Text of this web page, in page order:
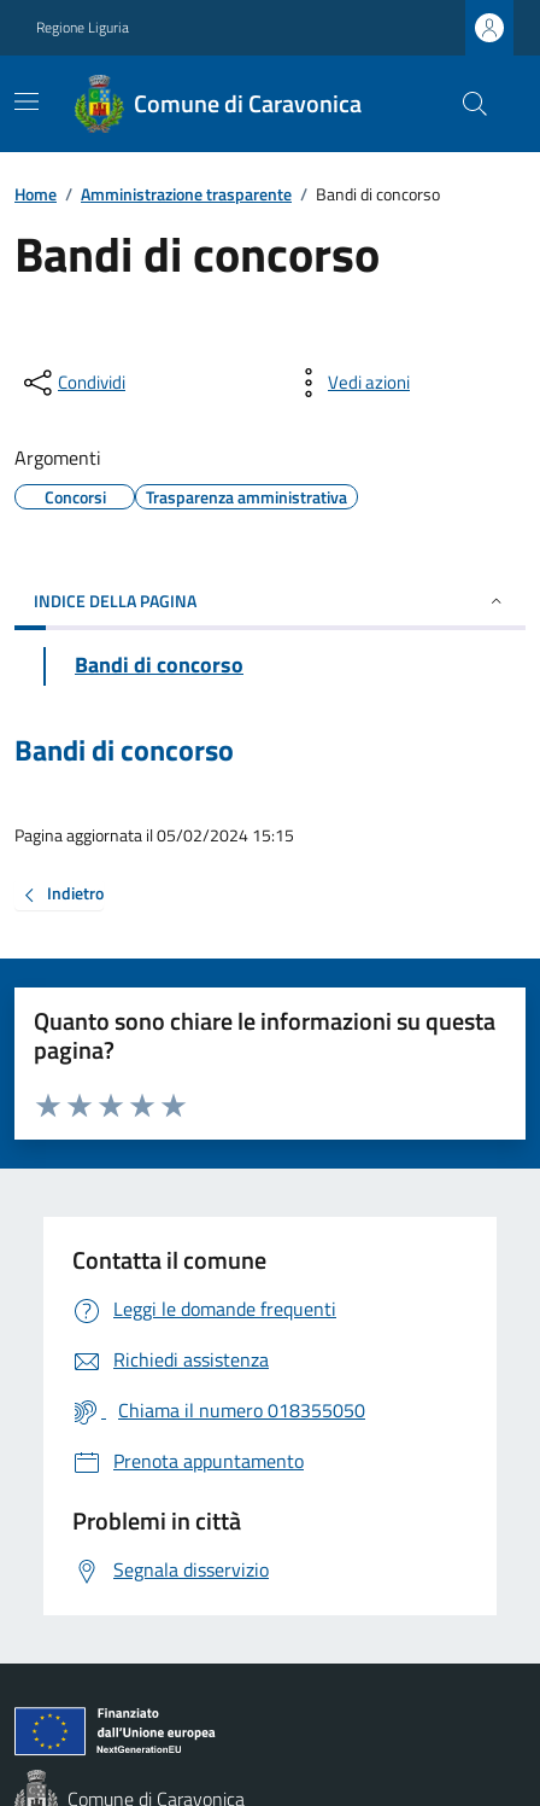
Regione Liguria
Comune di Caravonica
Home / Amministrazione trasparente / Bandi di concorso
Bandi di concorso
Condividi Vedi azioni
Argomenti
Concorsi Trasparenza amministrativa
INDICE DELLA PAGINA
Bandi di concorso
Bandi di concorso
Pagina aggiornata il 05/02/2024 15:15
Indietro
Quanto sono chiare le informazioni su questa
pagina?
Valuta da 1 a 5 stelle la pagina
Valuta 5 stelle su 5
Valuta 4 stelle su 5
Valuta 3 stelle su 5
Valuta 2 stelle su 5
Valuta 1 stelle su 5
Contatta il comune
Leggi le domande frequenti
Richiedi assistenza
Chiama il numero 018355050
Prenota appuntamento
Problemi in città
Segnala disservizio
Comune di Caravonica